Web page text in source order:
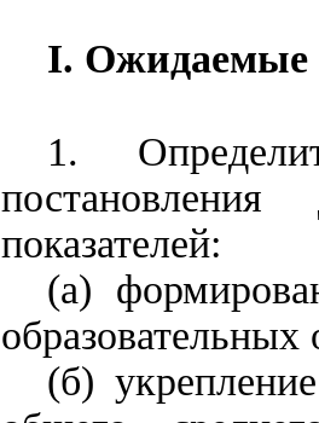
I. Ожидаемые
1.
показателей:
(а)
образовательных
(б)